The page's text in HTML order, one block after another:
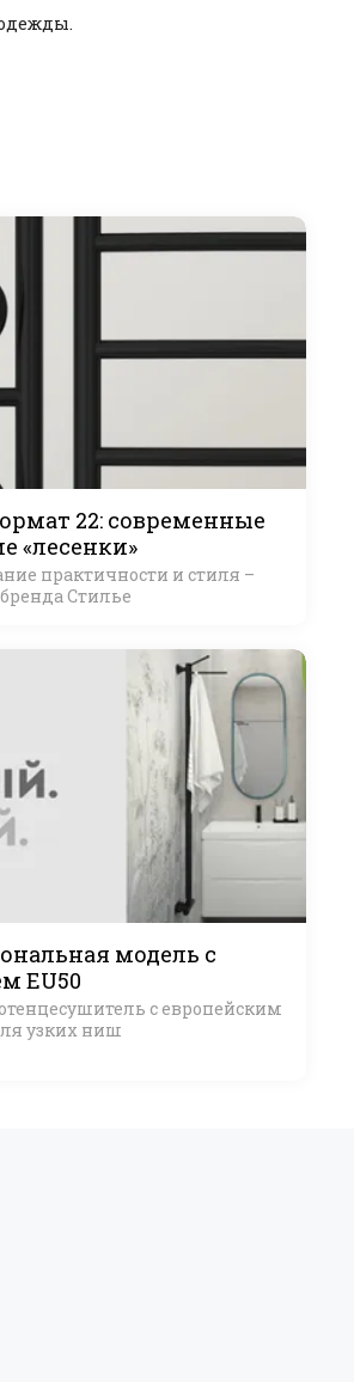
22: современные
«лесенки»
практичности и стиля –
Стилье
модель с
EU50
с европейским
узких ниш